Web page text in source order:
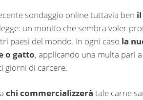
sondaggio online tuttavia ben
un monito che sembra voler
paesi del mondo. In ogni caso la
o gatto, applicando una multa pari a
giorni di carcere.
chi commercializzerà tale carne